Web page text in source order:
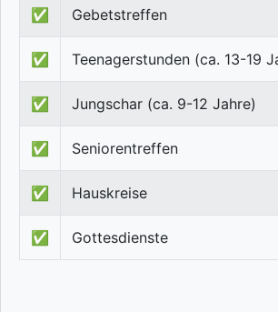
✅ Gebetstreffen
✅ Teenagerstunden (ca. 13-19
✅ Jungschar (ca. 9-12 Jahre)
✅ Seniorentreffen
✅ Hauskreise
✅ Gottesdienste